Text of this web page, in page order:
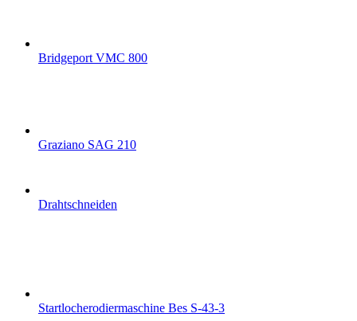
Bridgeport VMC 800
Graziano SAG 210
Drahtschneiden
Startlocherodiermaschine Bes S-43-3